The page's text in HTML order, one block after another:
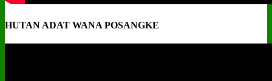
HUTAN ADAT WANA POSANGKE